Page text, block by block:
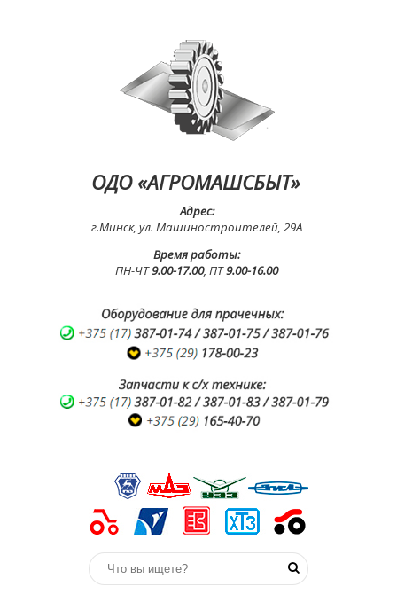
ОДО «АГРОМАШСБЫТ»
Адрес:
г.Минск, ул. Машиностроителей, 29А
Время работы:
ПН-ЧТ9.00-17.00, ПТ9.00-16.00